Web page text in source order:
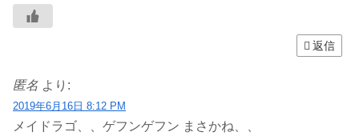
返信
匿名 より:
2019年6月16日 8:12 PM
メイドラゴ、、ゲフンゲフン まさかね、、